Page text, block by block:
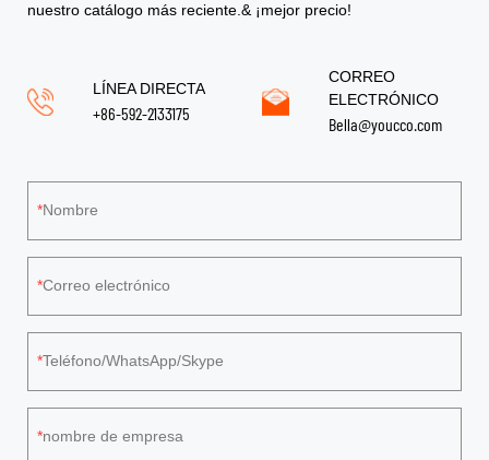
nuestro catálogo más reciente.& ¡mejor precio!
LÍNEA DIRECTA
+86-592-2133175
CORREO
ELECTRÓNICO
Bella@youcco.com
Nombre
Correo electrónico
Teléfono/WhatsApp/Skype
nombre de empresa